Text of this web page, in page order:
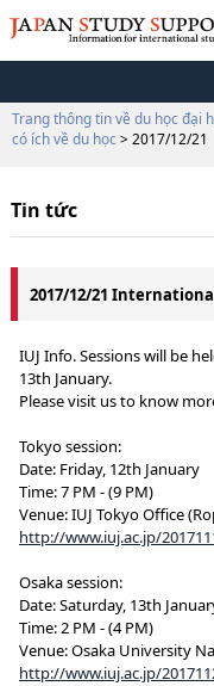
Trang thông tin về du học đại
có ích về du học > 2017/12/21
Tin tức
2017/12/21
IUJ Info. Sessions will be
13th January.
Please visit us to know
Tokyo session:
Date: Friday, 12th January
Time: 7 PM - (9 PM)
Venue: IUJ Tokyo Office
http://www.iuj.ac.jp/
Osaka session:
Date: Saturday, 13th
Time: 2 PM - (4 PM)
Venue: Osaka University
http://www.iuj.ac.jp/